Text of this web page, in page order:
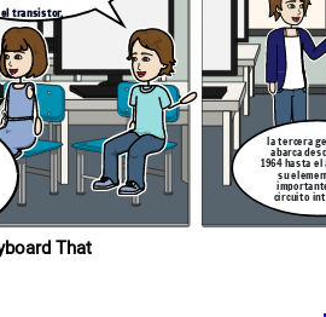
propios en Storyboard That
el transistor.
la tercera
abarca
1964 hasta el
su
circuito